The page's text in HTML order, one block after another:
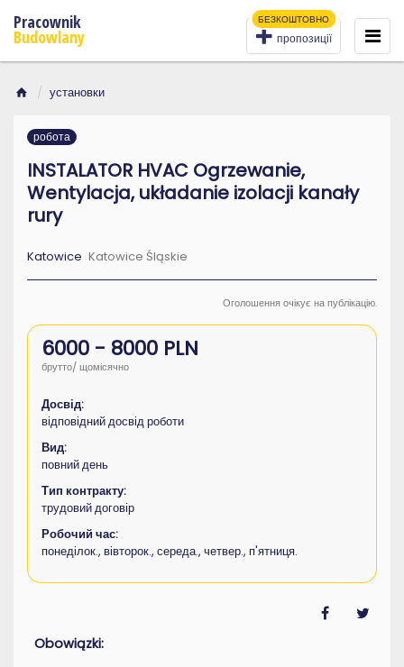
пропозиції
БЕЗКОШТОВНО
Pracownik
Budowlany
установки
робота
INSTALATOR HVAC Ogrzewanie,
Wentylacja, układanie izolacji kanały
rury
Katowice Katowice Śląskie
Оголошення очікує на публікацію.
6000 - 8000 PLN
брутто/ щомісячно
Досвід:
відповідний досвід роботи
Вид:
повний день
Тип контракту:
трудовий договір
Робочий час:
понеділок., вівторок., середа., четвер., п'ятниця.
Obowiązki: